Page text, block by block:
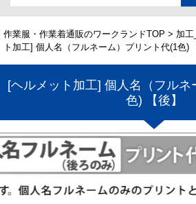
作業服・作業着通販のワークランドTOP > 加
ト加工] 個人名（フルネーム）プリント代(1色)
[ヘルメット加工] 個人名（フルネ
色) 【後】